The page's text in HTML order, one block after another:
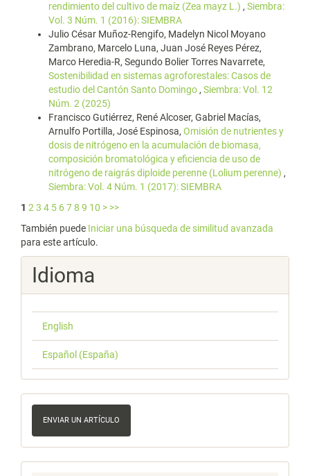
rendimiento del cultivo de maíz (Zea mayz L.) , Siembra:
Vol. 3 Núm. 1 (2016): SIEMBRA
Julio César Muñoz-Rengifo, Madelyn Nicol Moyano
Zambrano, Marcelo Luna, Juan José Reyes Pérez,
Marco Heredia-R, Segundo Bolier Torres Navarrete,
Sostenibilidad en sistemas agroforestales: Casos de
estudio del Cantón Santo Domingo , Siembra: Vol. 12
Núm. 2 (2025)
Francisco Gutiérrez, René Alcoser, Gabriel Macías,
Arnulfo Portilla, José Espinosa, Omisión de nutrientes y
dosis de nitrógeno en la acumulación de biomasa,
composición bromatológica y eficiencia de uso de
nitrógeno de raigrás diploide perenne (Lolium perenne) ,
Siembra: Vol. 4 Núm. 1 (2017): SIEMBRA
1 2 3 4 5 678 9 10 > >>
También puede Iniciar una búsqueda de similitud avanzada
para este artículo.
Idioma
English
Español (España)
Enviar
un
artículo
ENVIAR UN ARTÍCULO